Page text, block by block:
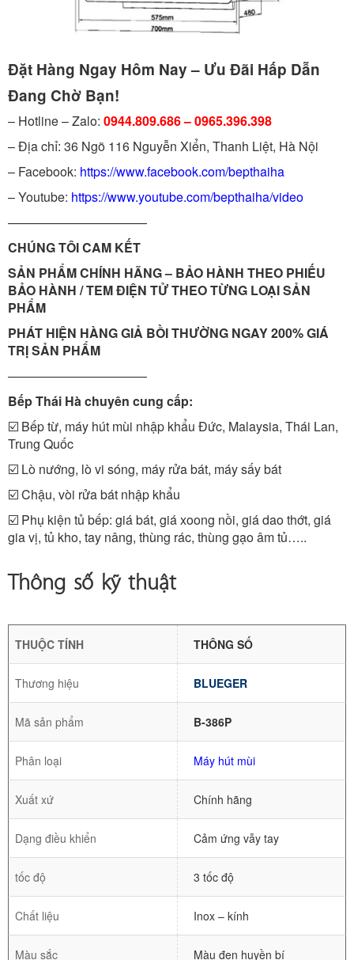
Đặt Hàng Ngay Hôm Nay – Ưu Đãi Hấp Dẫn
Đang Chờ Bạn!
– Hotline – Zalo: 0944.809.686 – 0965.396.398
– Địa chỉ: 36 Ngõ 116 Nguyễn Xiển, Thanh Liệt, Hà Nội
– Facebook: https://www.facebook.com/bepthaiha
– Youtube: https://www.youtube.com/bepthaiha/video
———————————
CHÚNG TÔI CAM KẾT
SẢN PHẨM CHÍNH HÃNG – BẢO HÀNH THEO PHIẾU
BẢO HÀNH / TEM ĐIỆN TỬ THEO TỪNG LOẠI SẢN
PHẨM
PHÁT HIỆN HÀNG GIẢ BỒI THƯỜNG NGAY 200% GIÁ
TRỊ SẢN PHẨM
———————————
Bếp Thái Hà chuyên cung cấp:
☑️ Bếp từ, máy hút mùi nhập khẩu Đức, Malaysia, Thái Lan,
Trung Quốc
☑️ Lò nướng, lò vi sóng, máy rửa bát, máy sấy bát
☑️ Chậu, vòi rửa bát nhập khẩu
☑️ Phụ kiện tủ bếp: giá bát, giá xoong nồi, giá dao thớt, giá
gia vị, tủ kho, tay nâng, thùng rác, thùng gạo âm tủ…..
Thông số kỹ thuật
THUỘC TÍNH THÔNG SỐ
Thương hiệu BLUEGER
Mã sản phẩm B-386P
Phân loại Máy hút mùi
Xuất xứ Chính hãng
Dạng điều khiển Cảm ứng vẫy tay
tốc độ 3 tốc độ
Chất liệu Inox – kính
Màu sắc Màu đen huyền bí